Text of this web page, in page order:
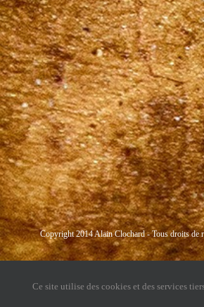
Copyright 2014 Alain Clochard - Tous droits de
InstagramLinkedIn
Ce site utilise des cookies et des services